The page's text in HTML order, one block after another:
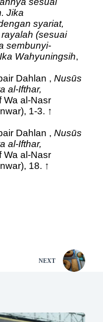
Jika
syariat,
(sesuai
sembunyi-
Ika Wahyuningsih,
Dahlan , Nusūs
al-Ifthar,
Wa al-Nasr
1-3. ↑
Dahlan , Nusūs
al-Ifthar,
Wa al-Nasr
18. ↑
NEXT